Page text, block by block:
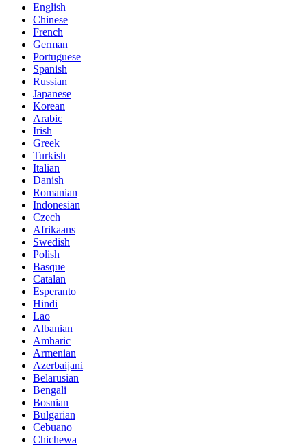
English
Chinese
French
German
Portuguese
Spanish
Russian
Japanese
Korean
Arabic
Irish
Greek
Turkish
Italian
Danish
Romanian
Indonesian
Czech
Afrikaans
Swedish
Polish
Basque
Catalan
Esperanto
Hindi
Lao
Albanian
Amharic
Armenian
Azerbaijani
Belarusian
Bengali
Bosnian
Bulgarian
Cebuano
Chichewa